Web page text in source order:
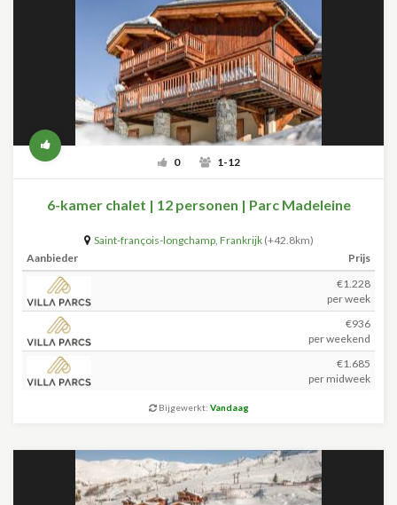
0 1-12
6-kamer chalet | 12 personen | Parc Madeleine
Saint-françois-longchamp, Frankrijk (+42.8km)
Aanbieder
Prijs
€1.228
per week
€936
per weekend
€1.685
per midweek
Bijgewerkt: Vandaag